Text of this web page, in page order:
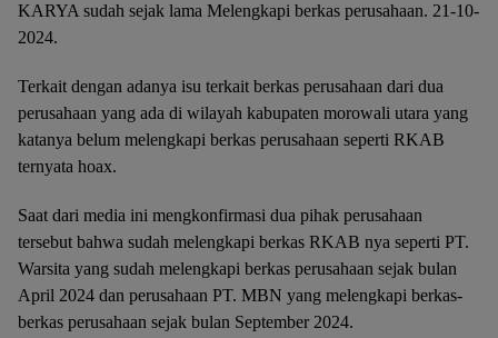
KARYA sudah sejak lama Melengkapi berkas perusahaan. 21-10-
2024.
Terkait dengan adanya isu terkait berkas perusahaan dari dua
perusahaan yang ada di wilayah kabupaten morowali utara yang
katanya belum melengkapi berkas perusahaan seperti RKAB
ternyata hoax.
Saat dari media ini mengkonfirmasi dua pihak perusahaan
tersebut bahwa sudah melengkapi berkas RKAB nya seperti PT.
Warsita yang sudah melengkapi berkas perusahaan sejak bulan
April 2024 dan perusahaan PT. MBN yang melengkapi berkas-
berkas perusahaan sejak bulan September 2024.